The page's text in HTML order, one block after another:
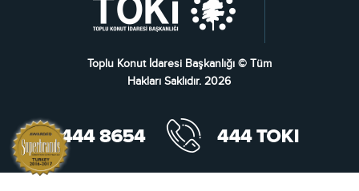
Toplu Konut İdaresi Başkanlığı © Tüm
Hakları Saklıdır. 2026